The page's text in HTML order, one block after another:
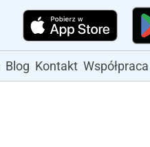
Blog Kontakt Współpraca